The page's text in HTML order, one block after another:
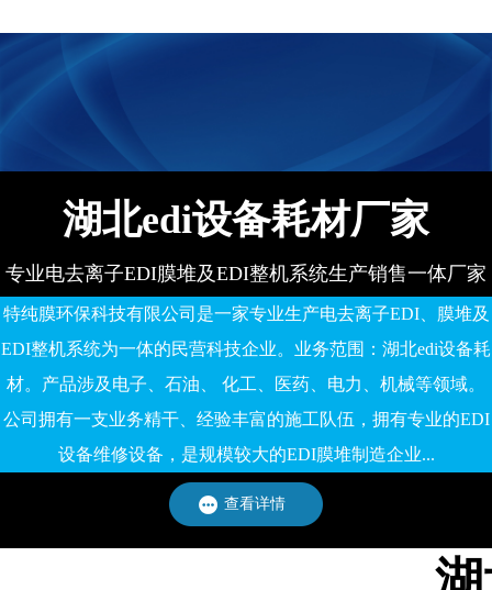
深圳市和科达水处理设
备有限公司
湖北edi设备耗材厂家
专业电去离子EDI膜堆及EDI整机系统生产销售一体厂家
特纯膜环保科技有限公司是一家专业生产电去离子EDI、膜堆及
EDI整机系统为一体的民营科技企业。业务范围：湖北edi设备耗
材。产品涉及电子、石油、 化工、医药、电力、机械等领域。
公司拥有一支业务精干、经验丰富的施工队伍，拥有专业的EDI
设备维修设备，是规模较大的EDI膜堆制造企业...
查看详情